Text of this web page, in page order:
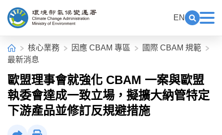
EN
首頁核心業務 因應 CBAM 專區
國際 CBAM 規範
最新消息
歐盟理事會就強化 CBAM 一案與歐盟
執委會達成一致立場，擬擴大納管特定
下游產品並修訂反規避措施